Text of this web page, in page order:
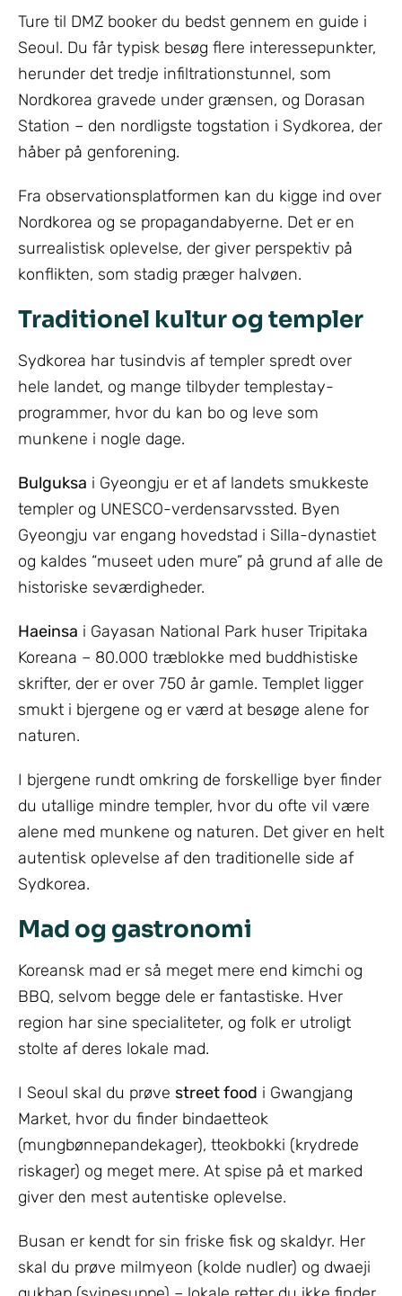
Ture til DMZ booker du bedst gennem en guide i
Seoul. Du får typisk besøg flere interessepunkter,
herunder det tredje infiltrationstunnel, som
Nordkorea gravede under grænsen, og Dorasan
Station – den nordligste togstation i Sydkorea, der
håber på genforening.
Fra observationsplatformen kan du kigge ind over
Nordkorea og se propagandabyerne. Det er en
surrealistisk oplevelse, der giver perspektiv på
konflikten, som stadig præger halvøen.
Traditionel kultur og templer
Sydkorea har tusindvis af templer spredt over
hele landet, og mange tilbyder templestay-
programmer, hvor du kan bo og leve som
munkene i nogle dage.
Bulguksa i Gyeongju er et af landets smukkeste
templer og UNESCO-verdensarvssted. Byen
Gyeongju var engang hovedstad i Silla-dynastiet
og kaldes “museet uden mure” på grund af alle de
historiske seværdigheder.
Haeinsa i Gayasan National Park huser Tripitaka
Koreana – 80.000 træblokke med buddhistiske
skrifter, der er over 750 år gamle. Templet ligger
smukt i bjergene og er værd at besøge alene for
naturen.
I bjergene rundt omkring de forskellige byer finder
du utallige mindre templer, hvor du ofte vil være
alene med munkene og naturen. Det giver en helt
autentisk oplevelse af den traditionelle side af
Sydkorea.
Mad og gastronomi
Koreansk mad er så meget mere end kimchi og
BBQ, selvom begge dele er fantastiske. Hver
region har sine specialiteter, og folk er utroligt
stolte af deres lokale mad.
I Seoul skal du prøve street food i Gwangjang
Market, hvor du finder bindaetteok
(mungbønnepandekager), tteokbokki (krydrede
riskager) og meget mere. At spise på et marked
giver den mest autentiske oplevelse.
Busan er kendt for sin friske fisk og skaldyr. Her
skal du prøve milmyeon (kolde nudler) og dwaeji